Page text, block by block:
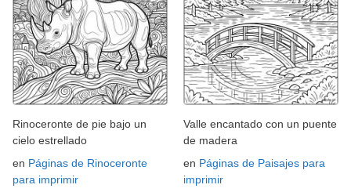
Rinoceronte de pie bajo un
cielo estrellado
en Páginas de Rinoceronte
para imprimir
Valle encantado con un puente
de madera
en Páginas de Paisajes para
imprimir